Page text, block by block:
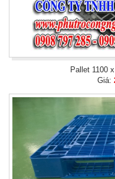
Pallet 1100
Giá: